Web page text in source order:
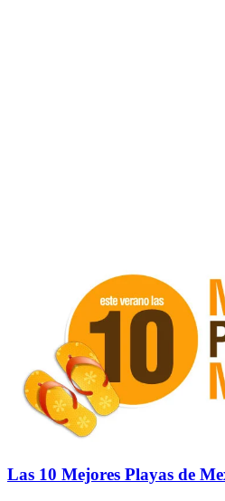
Las 10 Mejores Playas de